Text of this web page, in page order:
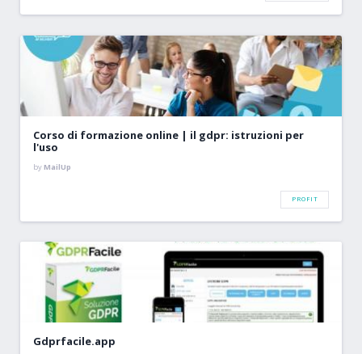
Corso di formazione online | il gdpr: istruzioni per
l'uso
byMailUp
PROFIT
Gdprfacile.app